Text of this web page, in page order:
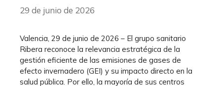
29 de junio de 2026
Valencia, 29 de junio de 2026 – El grupo sanitario
Ribera reconoce la relevancia estratégica de la
gestión eficiente de las emisiones de gases de
efecto invernadero (GEI) y su impacto directo en la
salud pública. Por ello, la mayoría de sus centros